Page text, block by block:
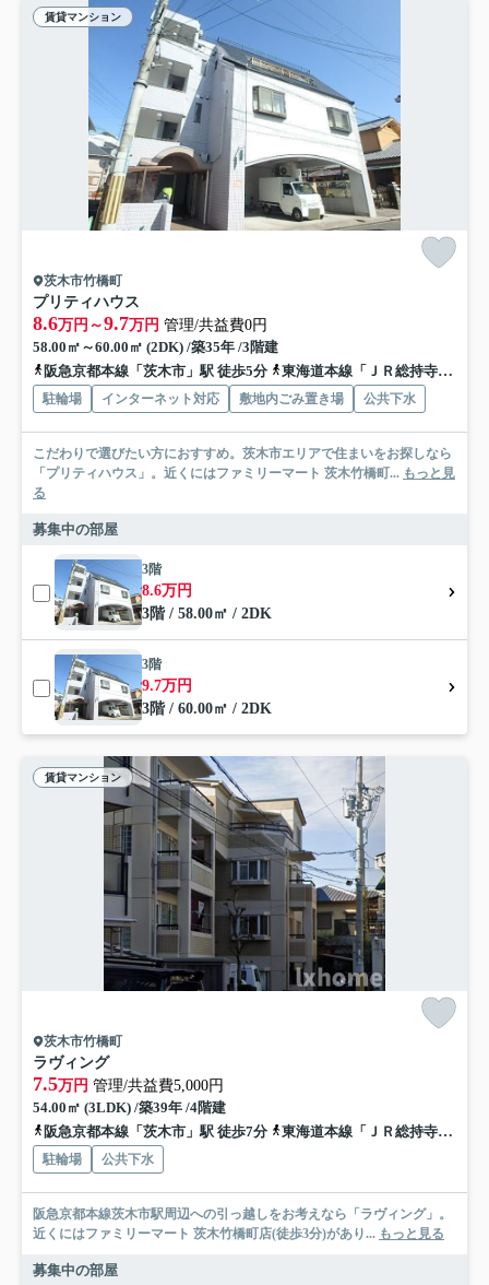
賃貸マンション
茨木市竹橋町
プリティハウス
8.6万円～9.7万円 管理/共益費0円
58.00㎡～60.00㎡ (2DK) /築35年 /3階建
阪急京都本線「茨木市」駅 徒歩5分
東海道本線「ＪＲ総持寺」駅 徒歩15分
駐輪場 インターネット対応 敷地内ごみ置き場 公共下水
こだわりで選びたい方におすすめ。茨木市エリアで住まいをお探しなら
「プリティハウス」。近くにはファミリーマート 茨木竹橋町... もっと見
る
募集中の部屋
3階
8.6万円
3階 / 58.00㎡ / 2DK
3階
9.7万円
3階 / 60.00㎡ / 2DK
賃貸マンション
茨木市竹橋町
ラヴィング
7.5万円 管理/共益費5,000円
54.00㎡ (3LDK) /築39年 /4階建
阪急京都本線「茨木市」駅 徒歩7分
東海道本線「ＪＲ総持寺」駅 徒歩13分
駐輪場 公共下水
阪急京都本線茨木市駅周辺への引っ越しをお考えなら「ラヴィング」。
近くにはファミリーマート 茨木竹橋町店(徒歩3分)があり... もっと見る
募集中の部屋